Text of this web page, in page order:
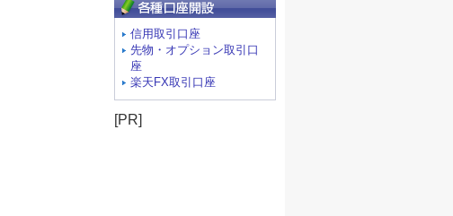
信用取引口座
先物・オプション取引口
座
楽天FX取引口座
[PR]